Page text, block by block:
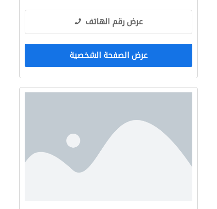
عرض رقم الهاتف
عرض الصفحة الشخصية